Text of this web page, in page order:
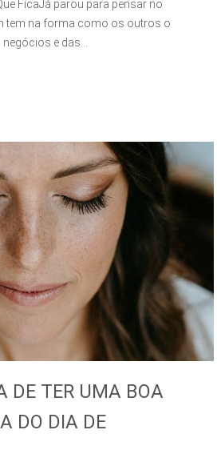
FicaJá parou para pensar no
tem na forma como os outros o
e das...
DE TER UMA BOA
DO DIA DE